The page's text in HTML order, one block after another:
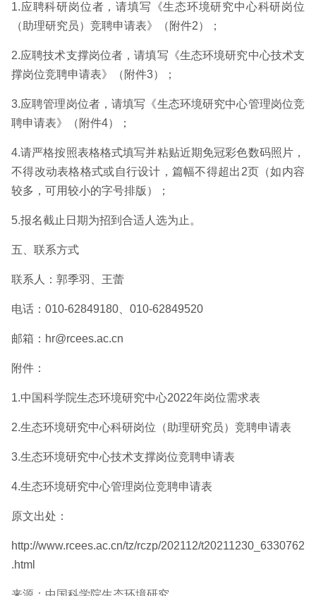
1.应聘科研岗位者，请填写《生态环境研究中心科研岗位
（助理研究员）竞聘申请表》（附件2）；
2.应聘技术支撑岗位者，请填写《生态环境研究中心技术支
撑岗位竞聘申请表》（附件3）；
3.应聘管理岗位者，请填写《生态环境研究中心管理岗位竞
聘申请表》（附件4）；
4.请严格按照表格格式填写并粘贴近期免冠彩色数码照片，
不得改动表格格式或自行设计，篇幅不得超出2页（如内容
较多，可用较小的字号排版）；
5.报名截止日期为招到合适人选为止。
五、联系方式
联系人：郭季羽、王蕾
电话：010-62849180、010-62849520
邮箱： hr@rcees.ac.cn
附件：
1.中国科学院生态环境研究中心2022年岗位需求表
2.生态环境研究中心科研岗位（助理研究员）竞聘申请表
3.生态环境研究中心技术支撑岗位竞聘申请表
4.生态环境研究中心管理岗位竞聘申请表
原文出处：
http://www.rcees.ac.cn/tz/rczp/202112/t20211230_6330762
.html